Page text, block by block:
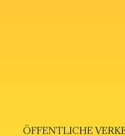
ÖFFENTLICHE